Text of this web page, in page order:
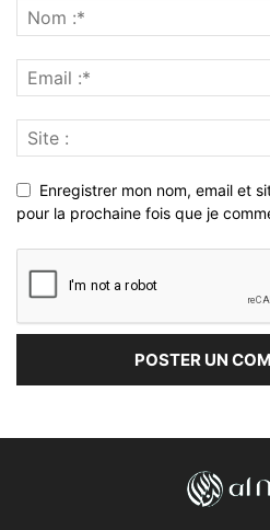
Enregistrer mon nom, email et
pour la prochaine fois que je